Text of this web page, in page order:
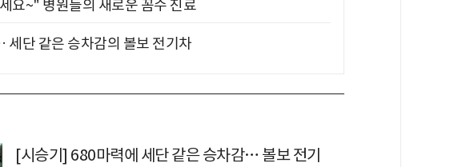
요~" 병원들의 새로운 꼼수 진료
단 같은 승차감의 볼보 전기차
[시승기] 680마력에 세단 같은 승차감… 볼보 전기